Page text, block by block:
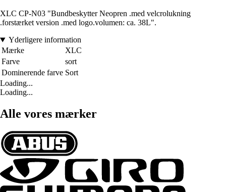
XLC CP-N03 "Bundbeskytter Neopren .med velcrolukning
.forstærket version .med logo.volumen: ca. 38L".
Yderligere information
Mærke
XLC
Farve
sort
Dominerende farve Sort
Loading...
Loading...
Alle vores mærker